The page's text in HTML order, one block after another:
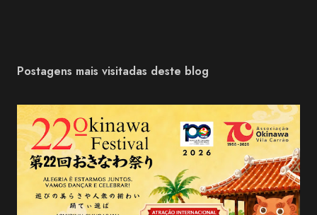
Postagens mais visitadas deste blog